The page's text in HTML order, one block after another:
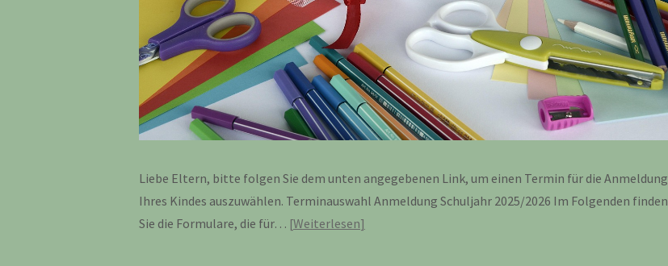
Liebe Eltern, bitte folgen Sie dem unten angegebenen Link, um einen Termin für die Anmeldung
Ihres Kindes auszuwählen. Terminauswahl Anmeldung Schuljahr 2025/2026 Im Folgenden finden
Sie die Formulare, die für… Weiterlesen